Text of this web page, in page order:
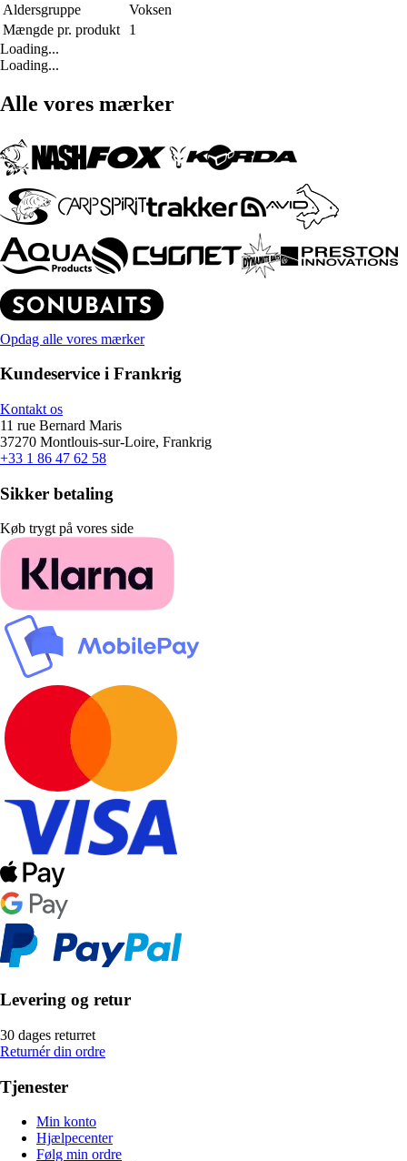
Aldersgruppe
Voksen
Mængde pr. produkt
1
Loading...
Loading...
Alle vores mærker
Opdag alle vores mærker
Kundeservice i Frankrig
Kontakt os
11 rue Bernard Maris
37270 Montlouis-sur-Loire, Frankrig
+33 1 86 47 62 58
Sikker betaling
Køb trygt på vores side
Levering og retur
30 dages returret
Returnér din ordre
Tjenester
Min konto
Hjælpecenter
Følg min ordre